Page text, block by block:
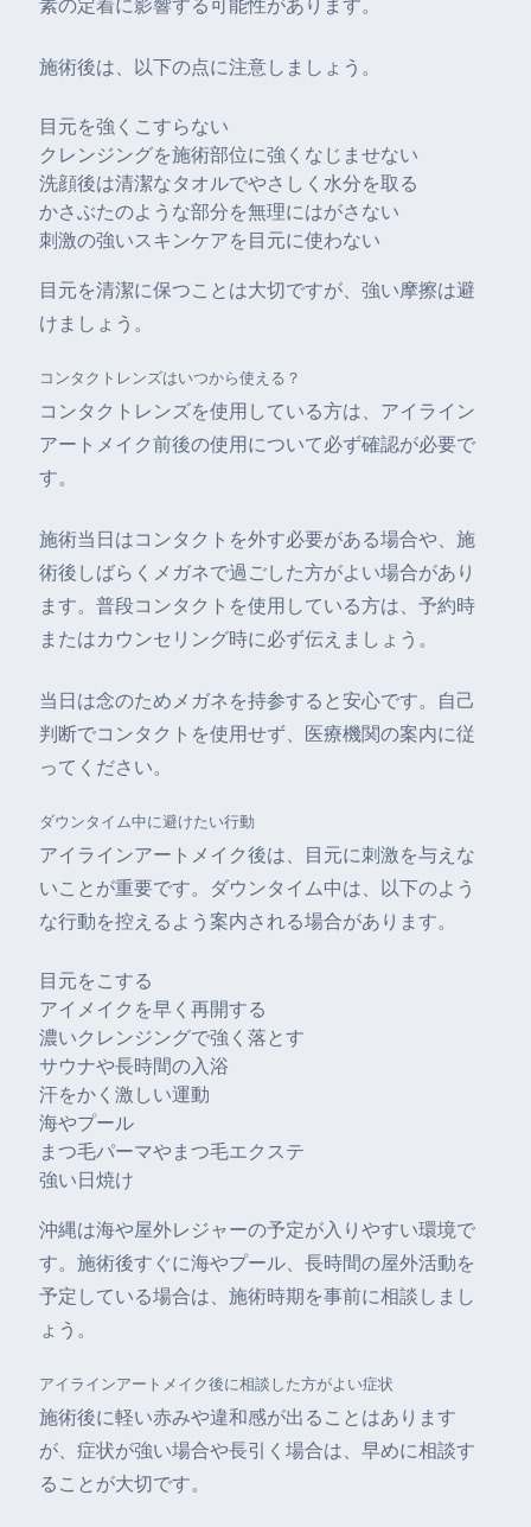
施術後は、以下の点に注意しましょう。
目元を強くこすらない
クレンジングを施術部位に強くなじませない
洗顔後は清潔なタオルでやさしく水分を取る
かさぶたのような部分を無理にはがさない
刺激の強いスキンケアを目元に使わない
目元を清潔に保つことは大切ですが、強い摩擦は避
けましょう。
コンタクトレンズはいつから使える？
コンタクトレンズを使用している方は、アイライン
アートメイク前後の使用について必ず確認が必要で
す。
施術当日はコンタクトを外す必要がある場合や、施
術後しばらくメガネで過ごした方がよい場合があり
ます。普段コンタクトを使用している方は、予約時
またはカウンセリング時に必ず伝えましょう。
当日は念のためメガネを持参すると安心です。自己
判断でコンタクトを使用せず、医療機関の案内に従
ってください。
ダウンタイム中に避けたい行動
アイラインアートメイク後は、目元に刺激を与えな
いことが重要です。ダウンタイム中は、以下のよう
な行動を控えるよう案内される場合があります。
目元をこする
アイメイクを早く再開する
濃いクレンジングで強く落とす
サウナや長時間の入浴
汗をかく激しい運動
海やプール
まつ毛パーマやまつ毛エクステ
強い日焼け
沖縄は海や屋外レジャーの予定が入りやすい環境で
す。施術後すぐに海やプール、長時間の屋外活動を
予定している場合は、施術時期を事前に相談しまし
ょう。
アイラインアートメイク後に相談した方がよい症状
施術後に軽い赤みや違和感が出ることはあります
が、症状が強い場合や長引く場合は、早めに相談す
ることが大切です。